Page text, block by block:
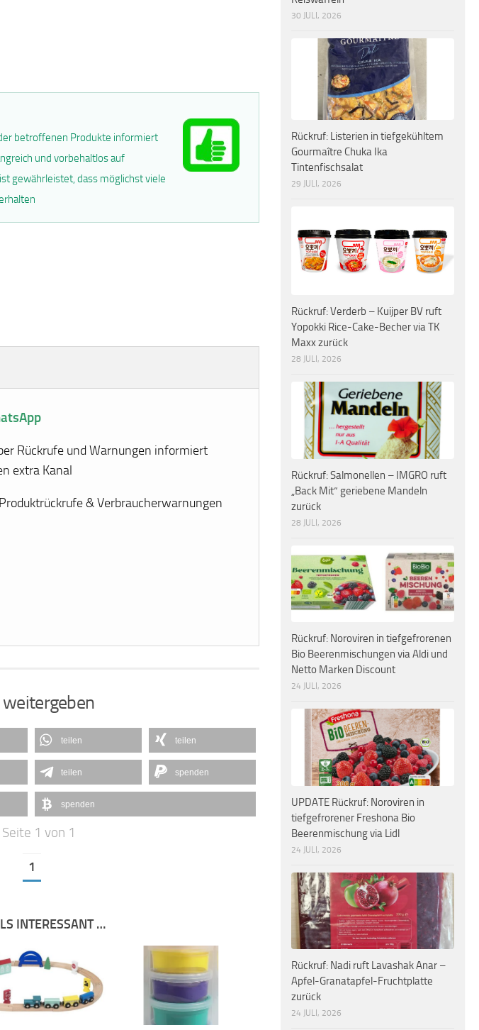
betroffenen Produkte informiert
und vorbehaltlos auf
gewährleistet, dass möglichst viele
Rückrufe und Warnungen informiert
extra Kanal
& Verbraucherwarnungen
teilen teilen
teilen spenden
spenden
Seite 1 von 1
1
INTERESSANT …
30 JULI, 2026
Rückruf: Listerien in tiefgekühltem
Gourmaître Chuka Ika
Tintenfischsalat
29 JULI, 2026
Rückruf: Verderb – Kuijper BV ruft
Yopokki Rice-Cake-Becher via TK
Maxx zurück
28 JULI, 2026
Rückruf: Salmonellen – IMGRO ruft
„Back Mit“ geriebene Mandeln
zurück
28 JULI, 2026
Rückruf: Noroviren in tiefgefrorenen
Bio Beerenmischungen via Aldi und
Netto Marken Discount
24 JULI, 2026
UPDATE Rückruf: Noroviren in
tiefgefrorener Freshona Bio
Beerenmischung via Lidl
24 JULI, 2026
Rückruf: Nadi ruft Lavashak Anar –
Apfel-Granatapfel-Fruchtplatte
zurück
24 JULI, 2026